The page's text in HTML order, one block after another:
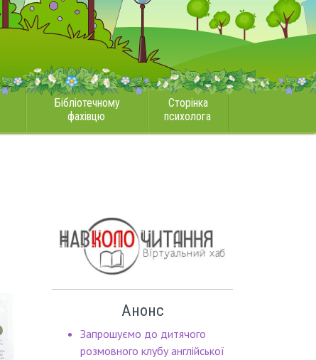
Бібліотечному
фахівцю
Сторінка
психолога
Анонс
Запрошуємо до дитячого
розмовного клубу англійської